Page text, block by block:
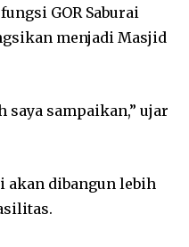
GOR Saburai
menjadi Masjid
saya sampaikan,” ujar
akan dibangun lebih